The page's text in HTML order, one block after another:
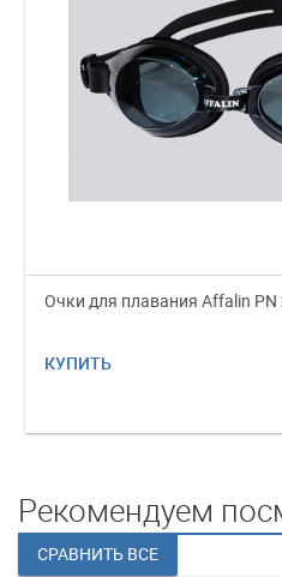
Очки для плавания Affalin PN
КУПИТЬ
Рекомендуем